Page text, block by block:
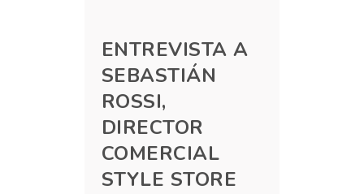
ENTREVISTA A
SEBASTIÁN
ROSSI,
DIRECTOR
COMERCIAL
STYLE STORE